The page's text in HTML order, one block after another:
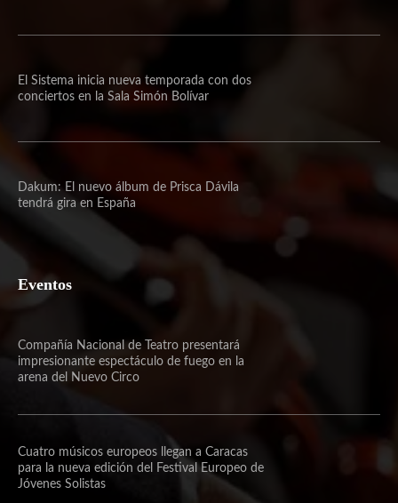
El Sistema inicia nueva temporada con dos
conciertos en la Sala Simón Bolívar
Dakum: El nuevo álbum de Prisca Dávila
tendrá gira en España
Eventos
Compañía Nacional de Teatro presentará
impresionante espectáculo de fuego en la
arena del Nuevo Circo
Cuatro músicos europeos llegan a Caracas
para la nueva edición del Festival Europeo de
Jóvenes Solistas